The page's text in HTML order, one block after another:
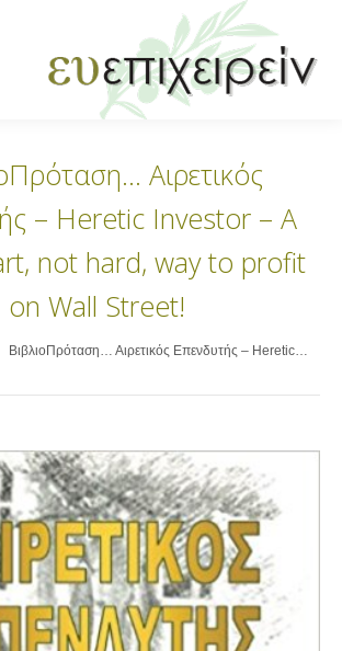
Αιρετικός
– Heretic Investor – A
not hard, way to profit
on Wall Street!
ΒιβλιοΠρόταση… Αιρετικός Επενδυτής – Heretic…